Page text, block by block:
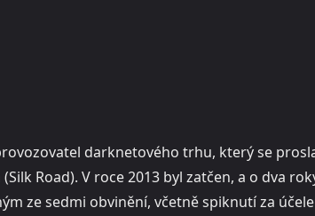
darknetového trhu, který se
Road). V roce 2013 byl zatčen, a o dva
ze sedmi obvinění, včetně spiknutí za